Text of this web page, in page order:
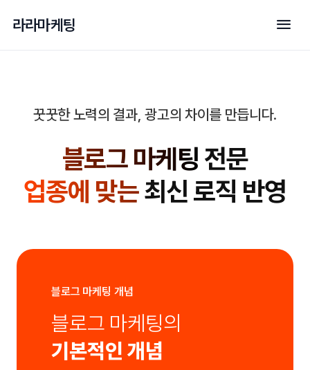
라라마케팅 menu
꿋꿋한 노력의 결과, 광고의 차이를 만듭니다.
블로그 마케팅 전문
업종에 맞는최신 로직 반영
블로그 마케팅 개념
블로그 마케팅의
기본적인 개념